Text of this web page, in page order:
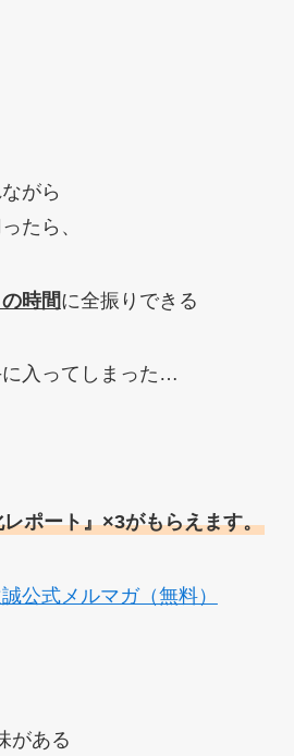
がら
たら、
時間に全振りできる
に入ってしまった…
ポート』×3がもらえます。
公式メルマガ（無料）
がある